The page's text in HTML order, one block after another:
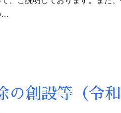
…
の創設等（令